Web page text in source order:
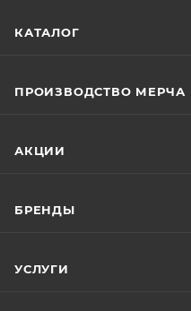
КАТАЛОГ
ПРОИЗВОДСТВО МЕРЧА
АКЦИИ
БРЕНДЫ
УСЛУГИ